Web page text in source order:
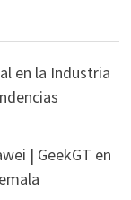
en la Industria
| GeekGT en